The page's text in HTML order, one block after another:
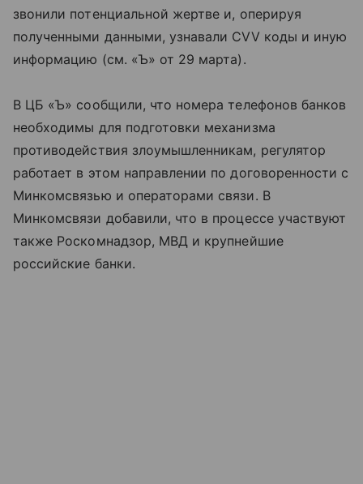
звонили потенциальной жертве и, оперируя
полученными данными, узнавали CVV коды и иную
информацию (см. «Ъ» от 29 марта).
В ЦБ «Ъ» сообщили, что номера телефонов банков
необходимы для подготовки механизма
противодействия злоумышленникам, регулятор
работает в этом направлении по договоренности с
Минкомсвязью и операторами связи. В
Минкомсвязи добавили, что в процессе участвуют
также Роскомнадзор, МВД и крупнейшие
российские банки.